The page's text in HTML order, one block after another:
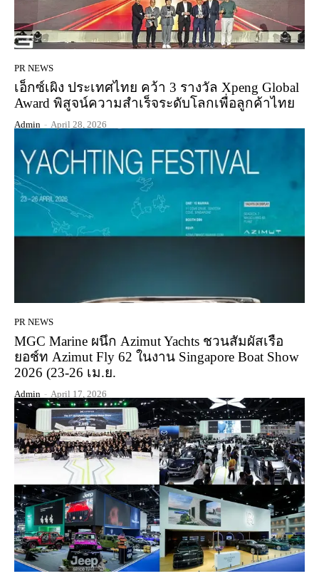
PR NEWS
เอ็กซ์เผิง ประเทศไทย คว้า 3 รางวัล Xpeng Global
Award พิสูจน์ความสำเร็จระดับโลกเพื่อลูกค้าไทย
Admin - April 28, 2026
PR NEWS
MGC Marine ผนึก Azimut Yachts ชวนสัมผัสเรือ
ยอช์ท Azimut Fly 62 ในงาน Singapore Boat Show
2026 (23-26 เม.ย.
Admin - April 17, 2026